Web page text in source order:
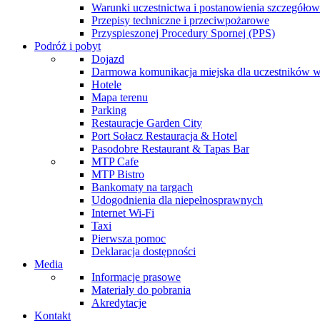
Warunki uczestnictwa i postanowienia
Przepisy techniczne i przeciwpożarowe
Przyspieszonej Procedury Spornej (PPS)
Podróż i pobyt
Dojazd
Darmowa komunikacja miejska dla uczestników
Hotele
Mapa terenu
Parking
Restauracje Garden City
Port Sołacz Restauracja & Hotel
Pasodobre Restaurant & Tapas Bar
MTP Cafe
MTP Bistro
Bankomaty na targach
Udogodnienia dla niepełnosprawnych
Internet Wi-Fi
Taxi
Pierwsza pomoc
Deklaracja dostępności
Media
Informacje prasowe
Materiały do pobrania
Akredytacje
Kontakt